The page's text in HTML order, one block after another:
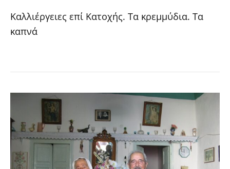
Καλλιέργειες επί Κατοχής. Τα κρεμμύδια. Τα
καπνά